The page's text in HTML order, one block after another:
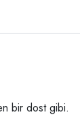
bir dost gibi.